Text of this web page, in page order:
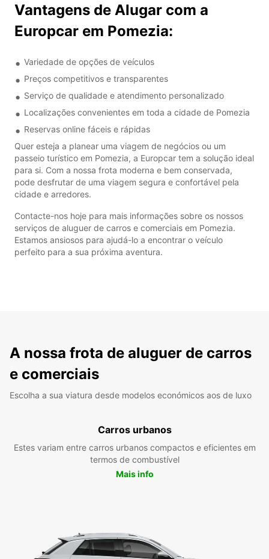
Vantagens de Alugar com a
Europcar em Pomezia:
Variedade de opções de veículos
Preços competitivos e transparentes
Serviço de qualidade e atendimento personalizado
Localizações convenientes em toda a cidade de Pomezia
Reservas online fáceis e rápidas
Quer esteja a planear uma viagem de negócios ou um
passeio turístico em Pomezia, a Europcar tem a solução ideal
para si. Com a nossa frota moderna e bem conservada,
pode desfrutar de uma viagem segura e confortável pela
cidade e arredores.
Contacte-nos hoje para mais informações sobre os nossos
serviços de aluguer de carros e comerciais em Pomezia.
Estamos ansiosos para ajudá-lo a encontrar o veículo
perfeito para a sua próxima aventura.
A nossa frota de aluguer de carros
e comerciais
Escolha a sua viatura desde modelos económicos aos de luxo
Carros urbanos
Estes variam entre carros urbanos compactos e eficientes em
termos de combustível
Mais info